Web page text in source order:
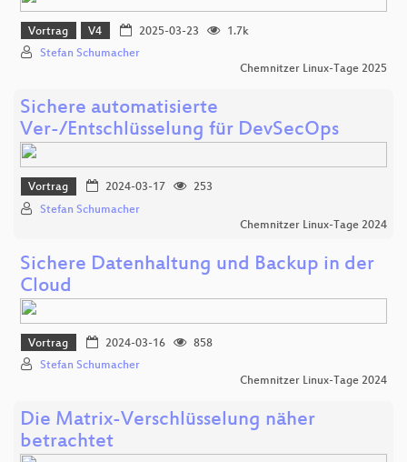
Vortrag V4 2025-03-23
1.7k
Stefan Schumacher
Chemnitzer Linux-Tage 2025
Sichere automatisierte
Ver-/Entschlüsselung für DevSecOps
Vortrag 2024-03-17
253
Stefan Schumacher
Chemnitzer Linux-Tage 2024
Sichere Datenhaltung und Backup in der
Cloud
Vortrag 2024-03-16
858
Stefan Schumacher
Chemnitzer Linux-Tage 2024
Die Matrix-Verschlüsselung näher
betrachtet